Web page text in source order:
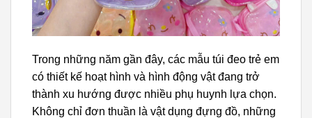
Trong những năm gần đây, các mẫu túi đeo trẻ em
có thiết kế hoạt hình và hình động vật đang trở
thành xu hướng được nhiều phụ huynh lựa chọn.
Không chỉ đơn thuần là vật dụng đựng đồ, những